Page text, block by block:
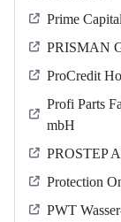
Prime
PRISMAN
ProCredit
Profi Parts
mbH
PROSTEP
Protection
PWT